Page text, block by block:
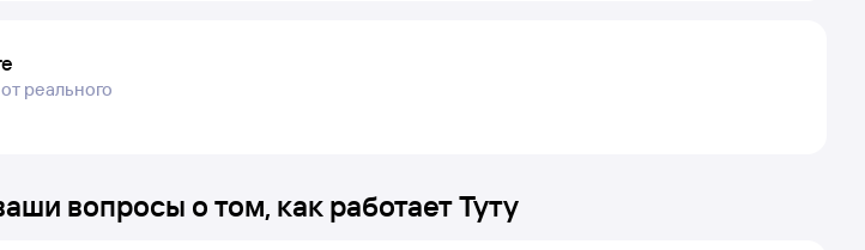
реального
вопросы о том, как работает Туту